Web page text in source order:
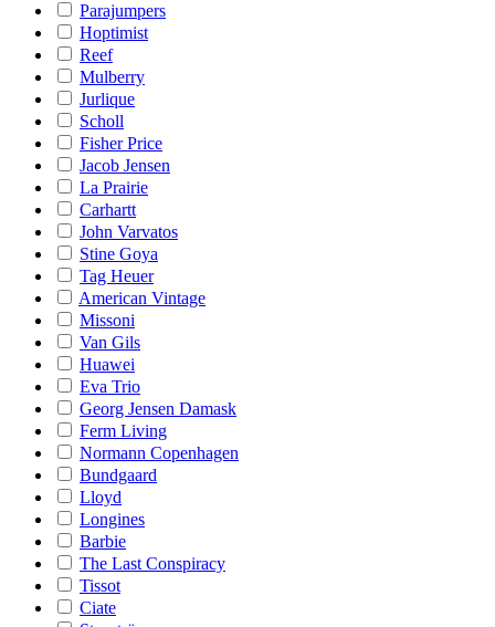
Parajumpers
Hoptimist
Reef
Mulberry
Jurlique
Scholl
Fisher Price
Jacob Jensen
La Prairie
Carhartt
John Varvatos
Stine Goya
Tag Heuer
American Vintage
Missoni
Van Gils
Huawei
Eva Trio
Georg Jensen Damask
Ferm Living
Normann Copenhagen
Bundgaard
Lloyd
Longines
Barbie
The Last Conspiracy
Tissot
Ciate